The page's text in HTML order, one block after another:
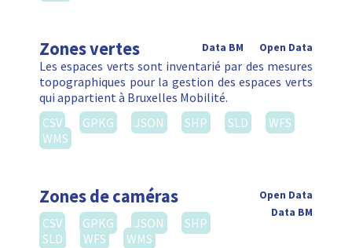
Zones vertes Open Data
Data BM
Les espaces verts sont inventarié par des mesures
topographiques pour la gestion des espaces verts
qui appartient à Bruxelles Mobilité.
CSV
GPKG JSON SHP SLD
WFS
WMS
Zones de caméras
Open Data
Data BM
CSV GPKG JSON
SHP
SLD
WFS WMS